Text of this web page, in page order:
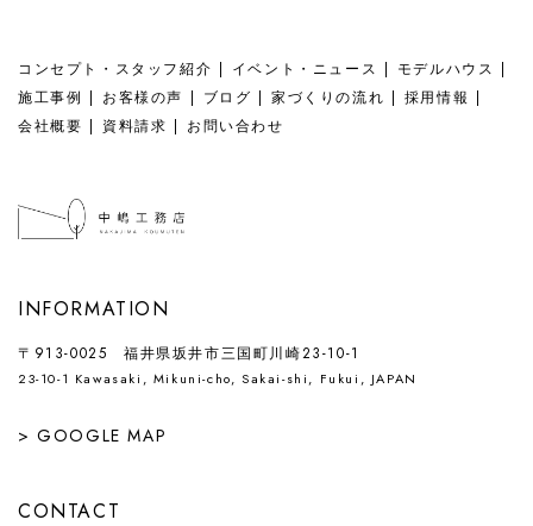
コンセプト・スタッフ紹介 イベント・ニュース
モデルハウス
施工事例
お客様の声 ブログ 家づくりの流れ
採用情報
会社概要
資料請求 お問い合わせ
INFORMATION
〒913-0025 福井県坂井市三国町川崎23-10-1
23-10-1 Kawasaki, Mikuni-cho, Sakai-shi, Fukui, JAPAN
> GOOGLE MAP
CONTACT